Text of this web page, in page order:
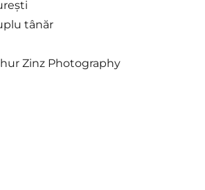
tânăr
Zinz Photography